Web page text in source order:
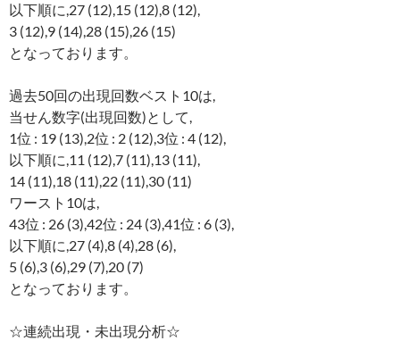
以下順に,27 (12),15 (12),8 (12),
3 (12),9 (14),28 (15),26 (15)
となっております。
過去50回の出現回数ベスト10は,
当せん数字(出現回数)として,
1位 : 19 (13),2位 : 2 (12),3位 : 4 (12),
以下順に,11 (12),7 (11),13 (11),
14 (11),18 (11),22 (11),30 (11)
ワースト10は,
43位 : 26 (3),42位 : 24 (3),41位 : 6 (3),
以下順に,27 (4),8 (4),28 (6),
5 (6),3 (6),29 (7),20 (7)
となっております。
☆連続出現・未出現分析☆